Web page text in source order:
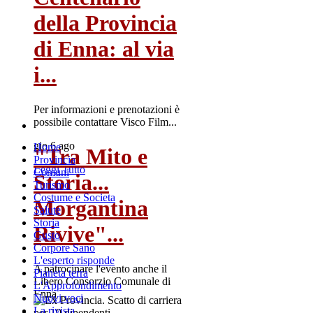
della Provincia
di Enna: al via
i...
Per informazioni e prenotazioni è
possibile contattare Visco Film...
gio 6 ago
Leggi Tutto
"Tra Mito e
Storia...
Morgantina
Rivive"...
A patrocinare l'evento anche il
Libero Consorzio Comunale di
Enna
Home
Provincia
Comuni
Turismo
Costume e Societa
Salute
Storia
Gusto
Corpore Sano
L'esperto risponde
Pianeta terra
L'Approfondimento
Nuovi voci
La rivista